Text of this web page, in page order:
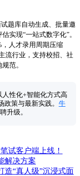
题库自动生成、批量邀
实现“一站式数字化”。
人才录用周期压缩
流行业，支持校招、社
范。
性化+智能化方式高
策与最新实践。 牛
升级。
试客户端上线！
解决方案
造“真人级”沉浸式面